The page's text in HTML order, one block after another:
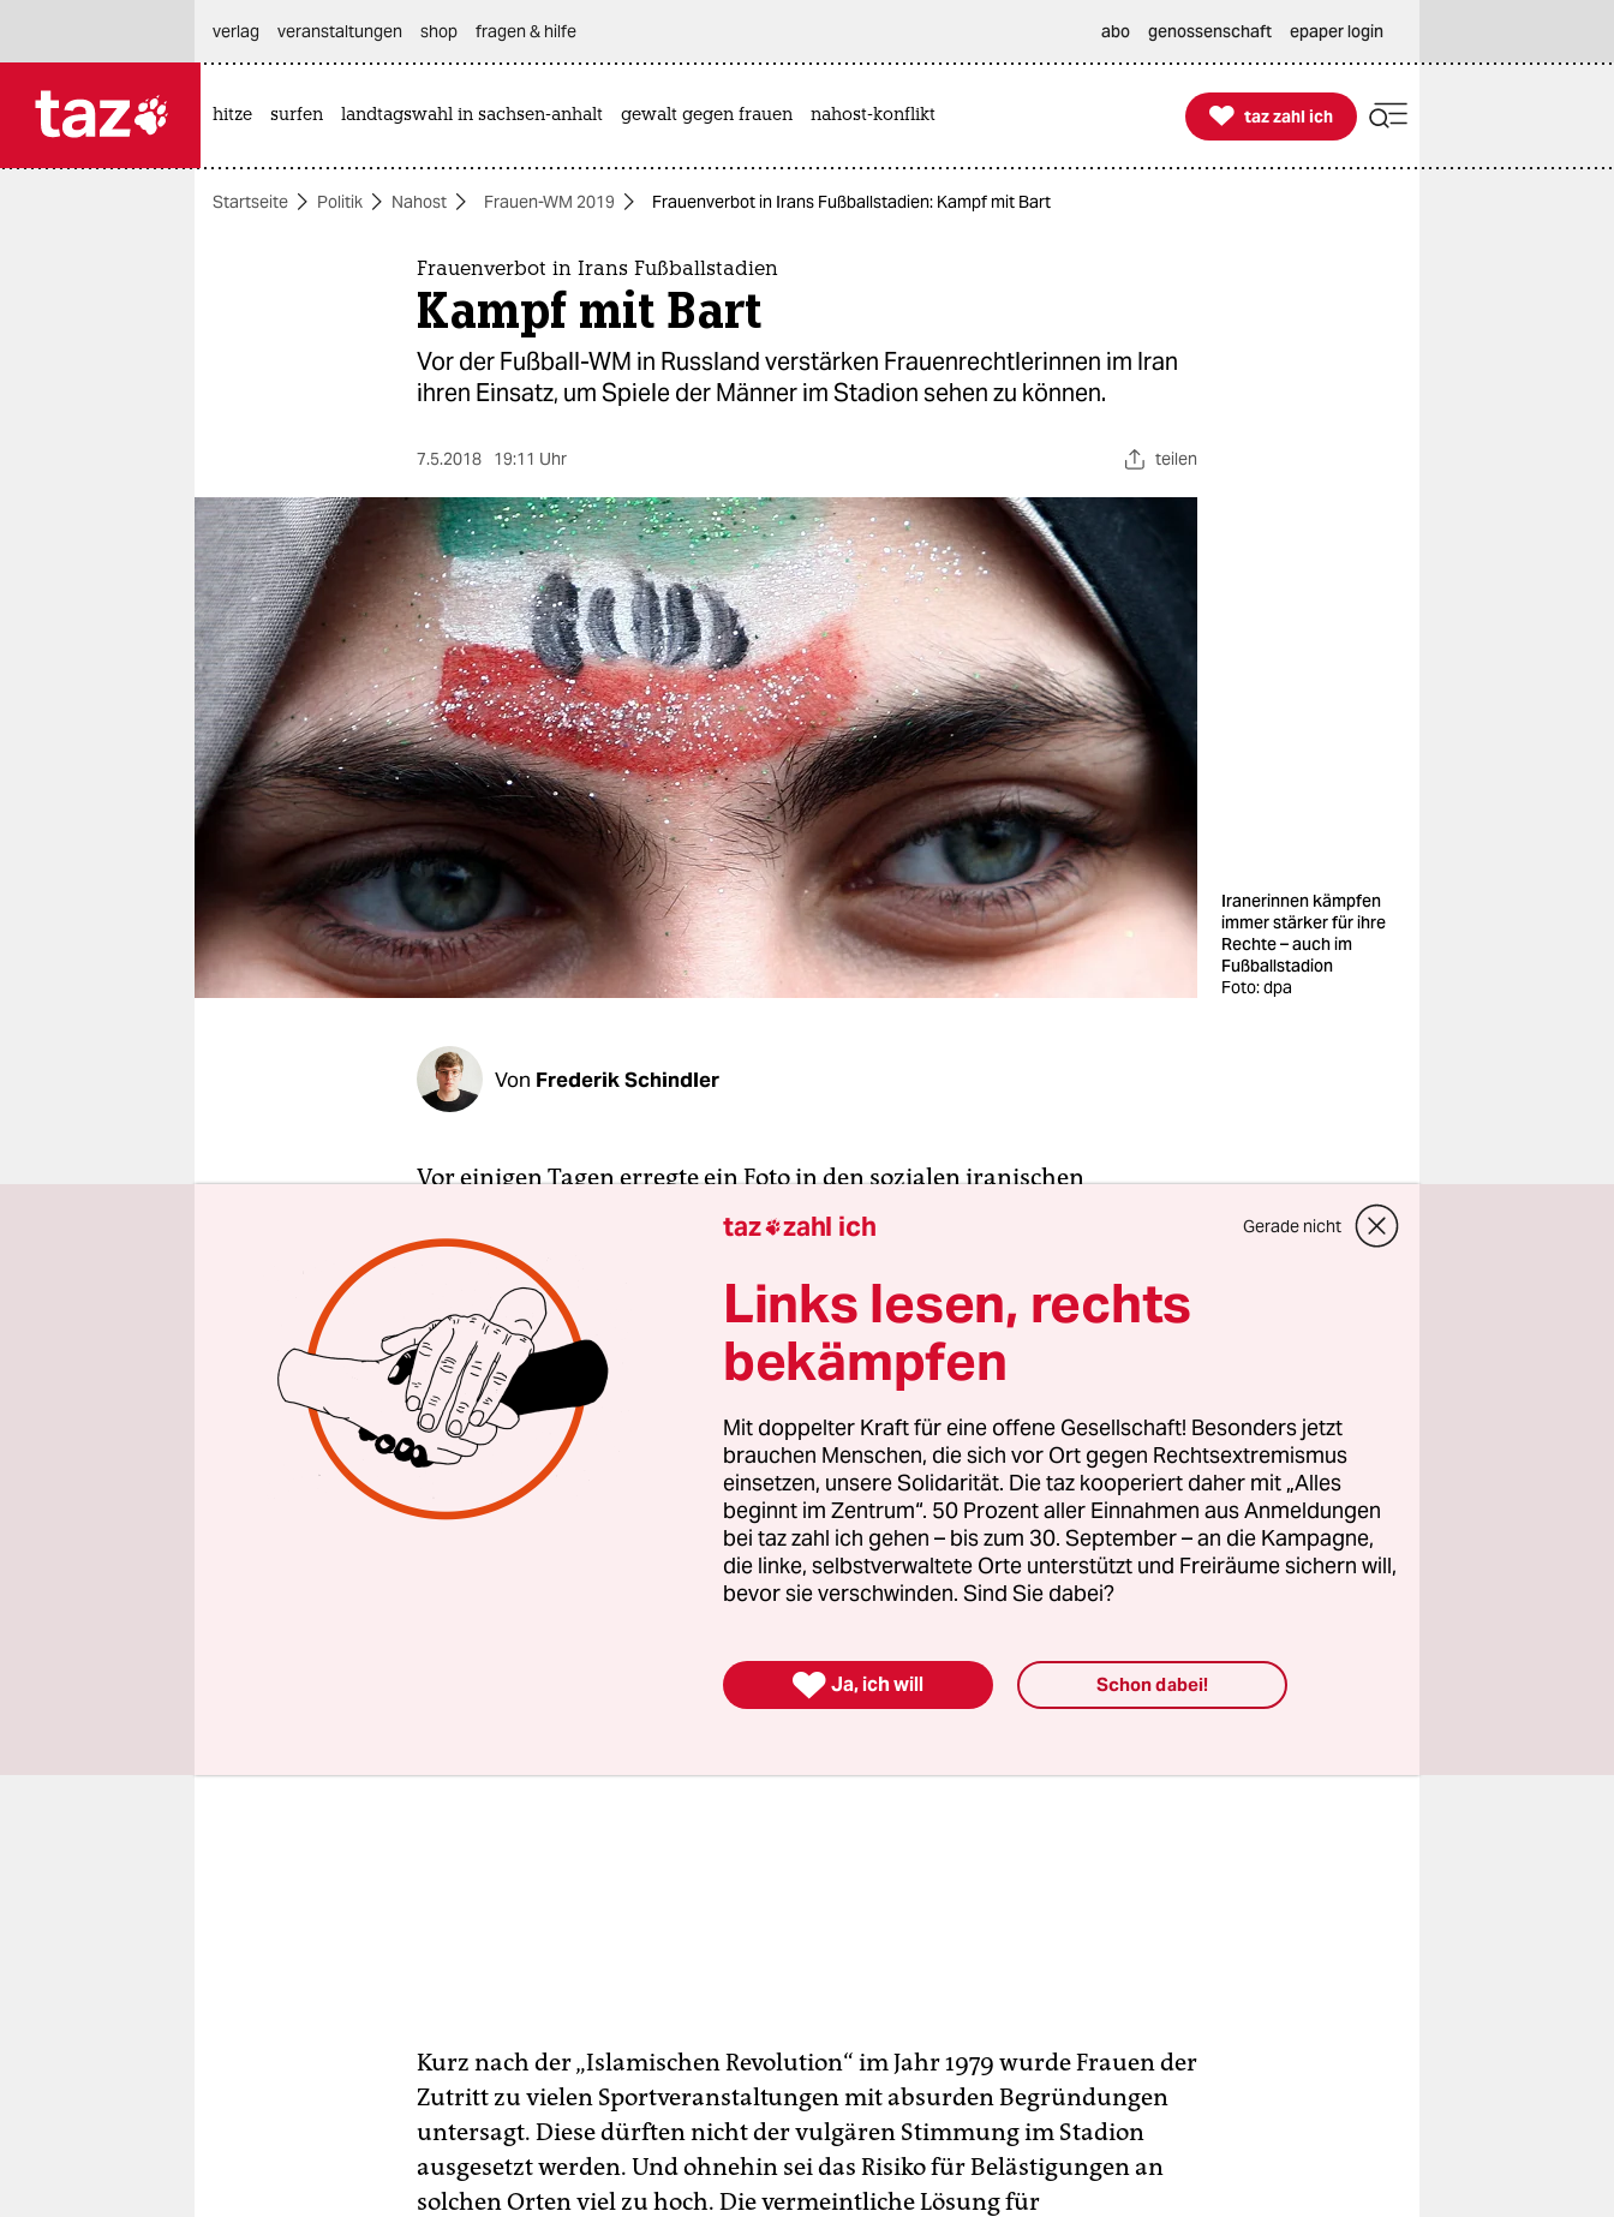
themen
berlin
nord
wahrheit
verlag
verlag
veranstaltungen
fragen & hilfe
unterstützen
verlag
veranstaltungen shop fragen & hilfe abo genossenschaft epaper login
hitze surfen landtagswahl in sachsen-anhalt gewalt gegen frauen nahost-konflikt 
taz zahl ich
taz zahl ich
Startseite Politik Nahost Frauen-WM 2019 Frauenverbot in Irans Fußballstadien: Kampf mit Bart
Frauenverbot in Irans Fußballstadien
Kampf mit Bart
Vor der Fußball-WM in Russland verstärken Frauenrechtlerinnen im Iran
ihren Einsatz, um Spiele der Männer im Stadion sehen zu können.
7.5.2018 19:11 Uhr teilen
Iranerinnen kämpfen
immer stärker für ihre
Rechte – auch im
Fußballstadion
Foto: dpa
Von Frederik Schindler
Vor einigen Tagen erregte ein Foto in den sozialen iranischen
Netzwerken große Aufmerksamkeit. Fünf junge Frauen waren darauf
zu sehen, die in Teherans Azadi-Stadion mit aufgeklebten Bärten auf
der Tribüne saßen. Sie schauten sich die Partie des Heimteams
Persepolis gegen Sepidrood an.
Azadi heißt zu Deutsch Freiheit. Freiheit ist in diesem Stadion
allerdings nur für Männer vorgesehen. Denn Iran ist das einzige
Teilnehmerland der kommenden Fußball-WM, in dem Frauen keine
Fußballspiele mit Männern im Stadion sehen dürfen. Beim
Frauenfußball sind überhaupt keine Zuschauer erlaubt, und alle
Spielerinnen müssen ein Kopftuch tragen.
Kurz nach der „Islamischen Revolution“ im Jahr 1979 wurde Frauen der
Zutritt zu vielen Sportveranstaltungen mit absurden Begründungen
untersagt. Diese dürften nicht der vulgären Stimmung im Stadion
ausgesetzt werden. Und ohnehin sei das Risiko für Belästigungen an
solchen Orten viel zu hoch. Die vermeintliche Lösung für
taz zahl ich Gerade nicht
Links lesen, rechts
bekämpfen
Mit doppelter Kraft für eine offene Gesellschaft! Besonders jetzt
brauchen Menschen, die sich vor Ort gegen Rechtsextremismus
einsetzen, unsere Solidarität. Die taz kooperiert daher mit „Alles
beginnt im Zentrum“. 50 Prozent aller Einnahmen aus Anmeldungen
bei taz zahl ich gehen – bis zum 30. September – an die Kampagne,
die linke, selbstverwaltete Orte unterstützt und Freiräume sichern will,
bevor sie verschwinden. Sind Sie dabei?
 Ja, ich will Schon dabei!